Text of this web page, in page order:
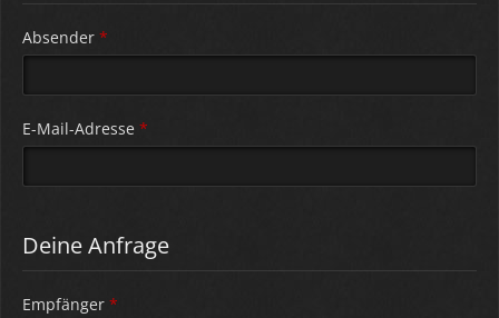
Absender *
E-Mail-Adresse *
Deine Anfrage
Empfänger *